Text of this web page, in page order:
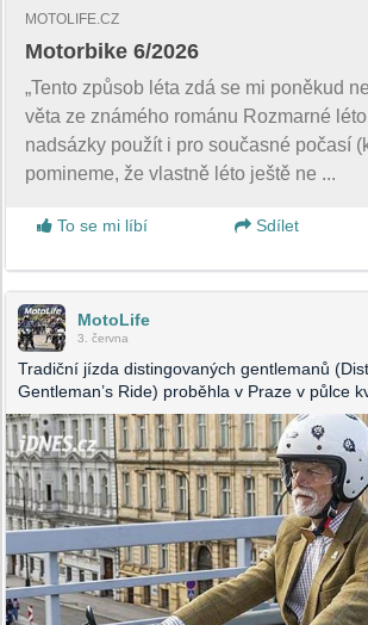
MOTOLIFE.CZ
Motorbike 6/2026
„Tento způsob léta zdá se mi poněkud
věta ze známého románu Rozmarné
nadsázky použít i pro současné počasí
pomineme, že vlastně léto ještě ne ...
To se mi líbí
Sdílet
MotoLife
3. června
Tradiční jízda distingovaných gentlemanů
Gentleman’s Ride) proběhla v Praze v půlce